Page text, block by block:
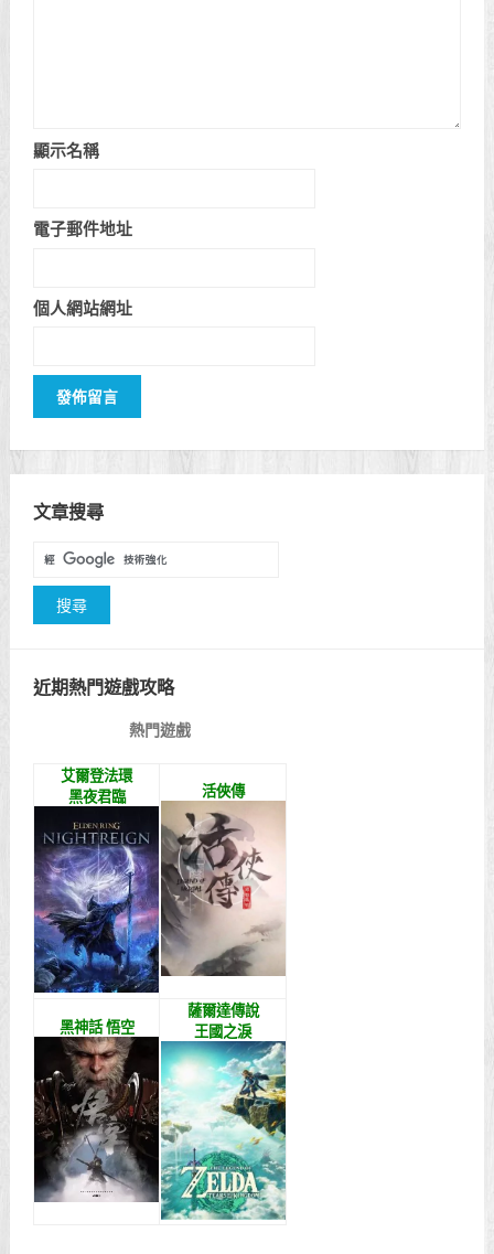
顯示名稱
電子郵件地址
個人網站網址
文章搜尋
近期熱門遊戲攻略
熱門遊戲
艾爾登法環
黑夜君臨
活俠傳
黑神話 悟空
薩爾達傳說
王國之淚